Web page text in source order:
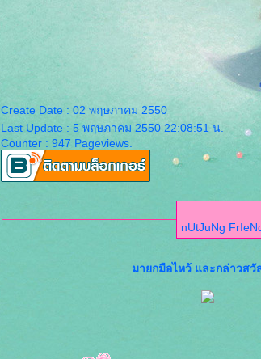
Create Date : 02 พฤษภาคม 2550
Last Update : 5 พฤษภาคม 2550 22:08:51 น.
Counter : 947 Pageviews.
มายกมือไหว้ และกล่าวสวั